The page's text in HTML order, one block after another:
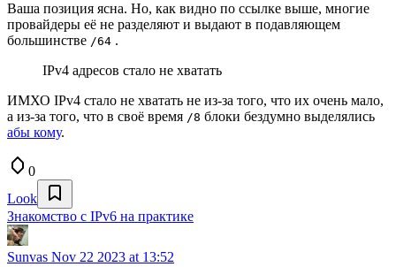
Ваша позиция ясна. Но, как видно по ссылке выше, многие
провайдеры её не разделяют и выдают в подавляющем
большинстве /64 .
IPv4 адресов стало не хватать
ИМХО IPv4 стало не хватать не из-за того, что их очень мало,
а из-за того, что в своё время /8 блоки бездумно выделялись
абы кому.
0
Look
Знакомство с IPv6 на практике
Sunvas Nov 22 2023 at 13:52